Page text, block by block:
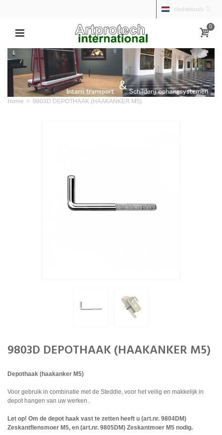
Nederlands
0
Home > 9803D DEPOTHAAK (HAAKANKER M5)
9803D DEPOTHAAK (HAAKANKER M5)
Depothaak (haakanker M5)
Voor gebruik in combinatie met de Steddie, voor het veilig en makkelijk in
depot hangen van uw werken.
Let op! Om de depot haak vast te zetten heeft u (art.nr. 9804DM)
Zeskantflensmoer M5, en (art.nr. 9805DM) Zeskantmoer M5 nodig.